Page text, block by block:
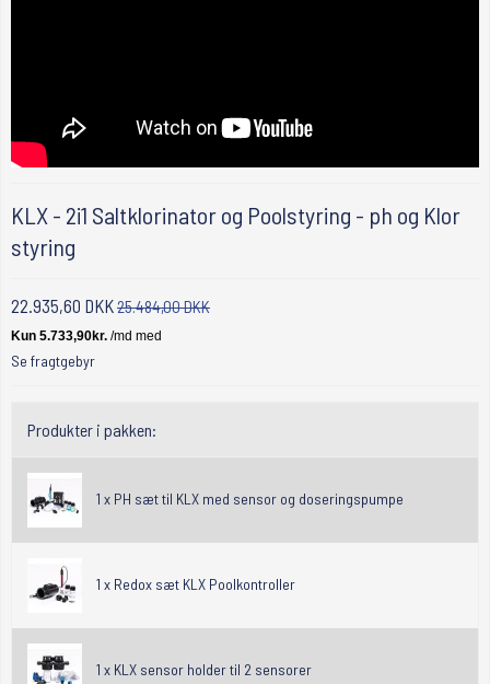
KLX - 2i1 Saltklorinator og Poolstyring - ph og Klor
styring
22.935,60 DKK25.484,00 DKK
Se fragtgebyr
Produkter i pakken:
1 x PH sæt til KLX med sensor og doseringspumpe
1 x Redox sæt KLX Poolkontroller
1 x KLX sensor holder til 2 sensorer